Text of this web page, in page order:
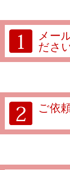
メー
ださ
ご依